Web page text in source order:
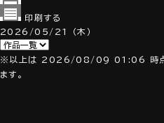
印刷する
2026/05/21
（木）
※以上は 2026/08/09 01:06 時点の
ます。